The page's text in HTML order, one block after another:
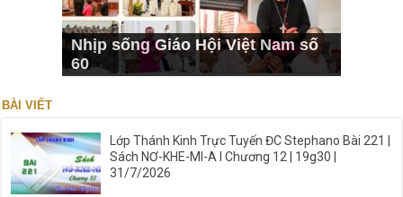
Nhịp sống Giáo Hội Việt Nam số
60
BÀI VIẾT
Lớp Thánh Kinh Trực Tuyến ĐC Stephano Bài 221 |
Sách NƠ-KHE-MI-A I Chương 12 | 19g30 |
31/7/2026